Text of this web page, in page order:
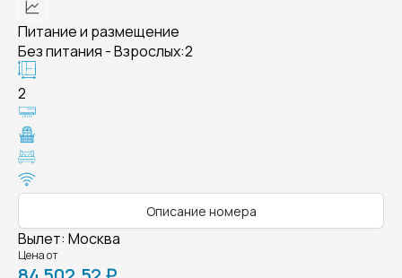
Питание и размещение
Без питания - Взрослых:2
2
Описание номера
Вылет: Москва
Цена от